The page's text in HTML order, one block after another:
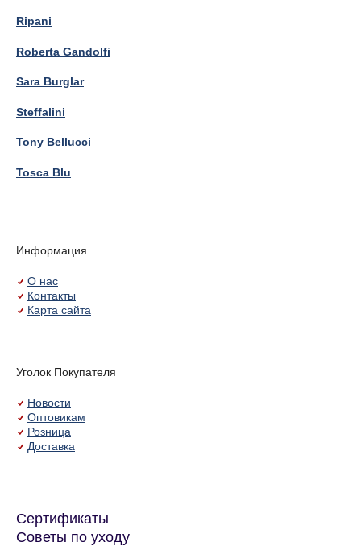
Ripani
Roberta Gandolfi
Sara Burglar
Steffalini
Tony Bellucci
Tosca Blu
Информация
О нас
Контакты
Карта сайта
Уголок Покупателя
Новости
Оптовикам
Розница
Доставка
Сертификаты
Советы по уходу